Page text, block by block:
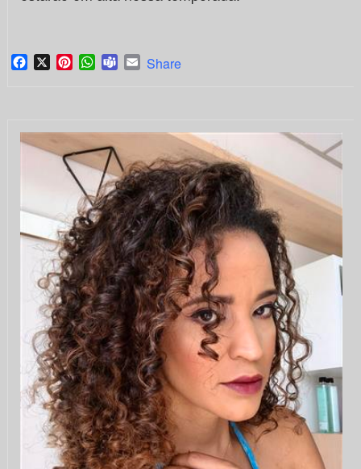
Facebook
X PinterestWhatsApp
TeamsEmail
Share